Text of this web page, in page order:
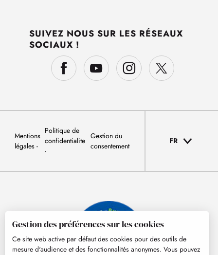
SUIVEZ NOUS SUR LES RÉSEAUX
SOCIAUX !
Mentions
légales
Politique de
confidentialite
Gestion du
consentement
FR
Gestion des préférences sur les cookies
Ce site web active par défaut des cookies pour des outils de
mesure d'audience et des fonctionnalités anonymes. Vous pouvez